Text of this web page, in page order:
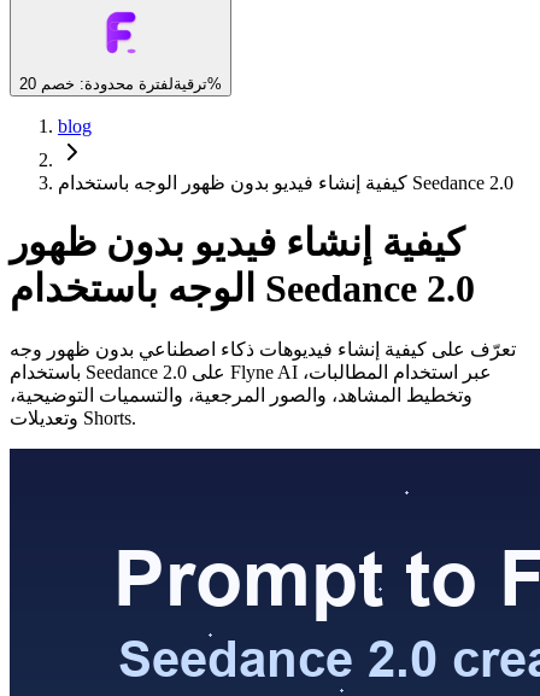
ترقيةلفترة محدودة: خصم 20%
blog
كيفية إنشاء فيديو بدون ظهور الوجه باستخدام Seedance 2.0
كيفية إنشاء فيديو بدون ظهور
الوجه باستخدام Seedance 2.0
تعرّف على كيفية إنشاء فيديوهات ذكاء اصطناعي بدون ظهور وجه
باستخدام Seedance 2.0 على Flyne AI عبر استخدام المطالبات،
وتخطيط المشاهد، والصور المرجعية، والتسميات التوضيحية،
وتعديلات Shorts.